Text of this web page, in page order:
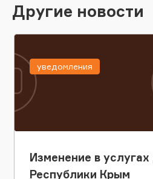
Другие новости
Изменение в
Республики Крым
уведомления